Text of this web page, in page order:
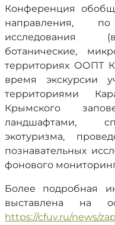
Конференция
направления,
исследования
ботанические,
территориях ООПТ
время экскурсии
территориями
Крымского
ландшафтами,
экотуризма,
познавательных
фонового
Более подробная
выставлена на
https://cfuv.ru/news/